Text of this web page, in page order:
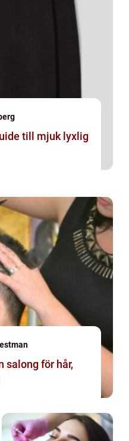
till mjuk lyxlig